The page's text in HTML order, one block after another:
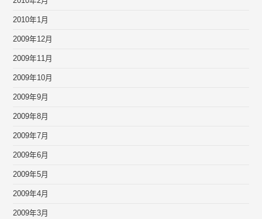
2010年1月
2009年12月
2009年11月
2009年10月
2009年9月
2009年8月
2009年7月
2009年6月
2009年5月
2009年4月
2009年3月